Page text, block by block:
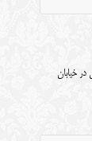
خیابان